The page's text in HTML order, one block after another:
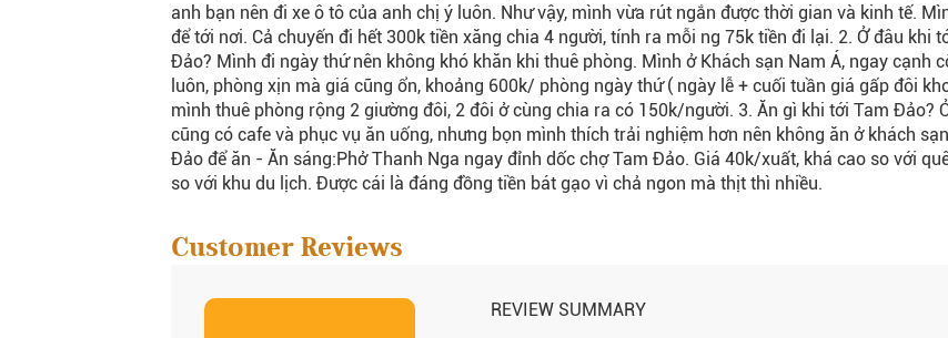
anh bạn nên đi xe ô tô của anh chị ý luôn. Như vậy, mình vừa rút ngắn được thời gian và kinh tế.
để tới nơi. Cả chuyến đi hết 300k tiền xăng chia 4 người, tính ra mỗi ng 75k tiền đi lại. 2. Ở đâu khi
Đảo? Mình đi ngày thứ nên không khó khăn khi thuê phòng. Mình ở Khách sạn Nam Á, ngay cạnh
luôn, phòng xịn mà giá cũng ổn, khoảng 600k/ phòng ngày thứ ( ngày lễ + cuối tuần giá gấp đôi
mình thuê phòng rộng 2 giường đôi, 2 đôi ở cùng chia ra có 150k/người. 3. Ăn gì khi tới Tam Đảo?
cũng có cafe và phục vụ ăn uống, nhưng bọn mình thích trải nghiệm hơn nên không ăn ở khách
Đảo để ăn - Ăn sáng:Phở Thanh Nga ngay đỉnh dốc chợ Tam Đảo. Giá 40k/xuất, khá cao so với
so với khu du lịch. Được cái là đáng đồng tiền bát gạo vì chả ngon mà thịt thì nhiều.
Customer Reviews
REVIEW SUMMARY